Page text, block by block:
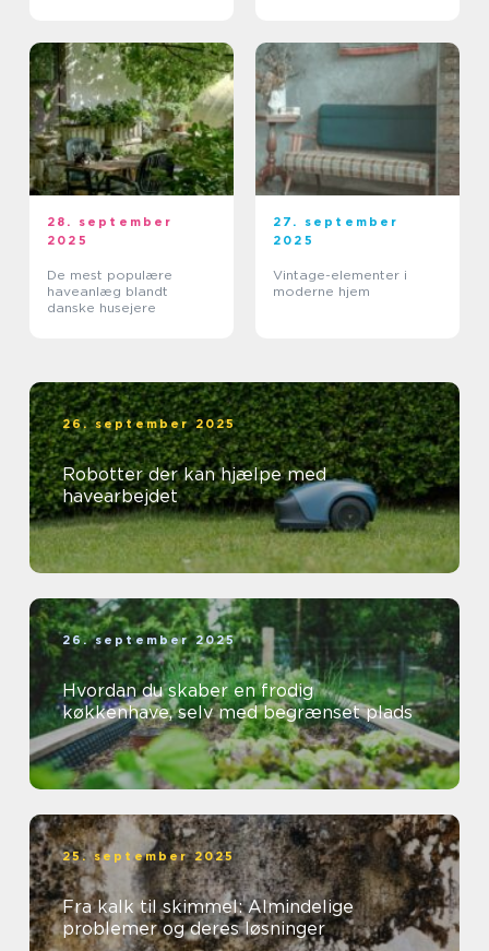
28. september
2025
De mest populære
haveanlæg blandt
danske husejere
27. september
2025
Vintage-elementer i
moderne hjem
26. september 2025
Robotter der kan hjælpe med
havearbejdet
26. september 2025
Hvordan du skaber en frodig
køkkenhave, selv med begrænset plads
25. september 2025
Fra kalk til skimmel: Almindelige
problemer og deres løsninger